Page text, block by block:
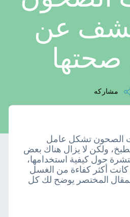
عن
مشاركه
الصحون تشكل عامل
ولكن لا يزال هناك بعض
حول كيفية استخدامها،
أكثر كفاءة من الغسل
المختصر يوضح لك كل